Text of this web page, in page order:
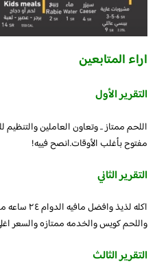
اراء المتابعين
التقرير الأول
اللحم ممتاز .. وتعاون العاملين والتنظيم
مفتوح بأغلب الأوقات.انصح فييه!
التقرير الثاني
اكله لذيذ
واللحم كويس والخدمه ممتازه والسعر
التقرير الثالث